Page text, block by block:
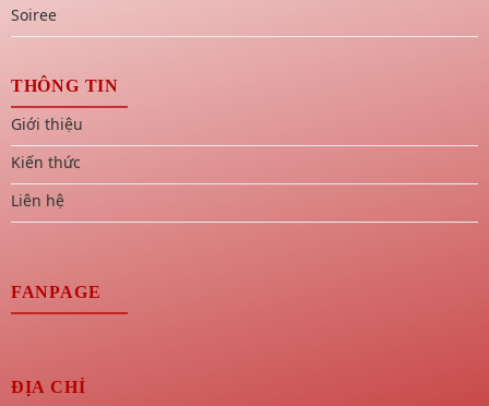
Soiree
THÔNG TIN
Giới thiệu
Kiến thức
Liên hệ
FANPAGE
ĐỊA CHỈ